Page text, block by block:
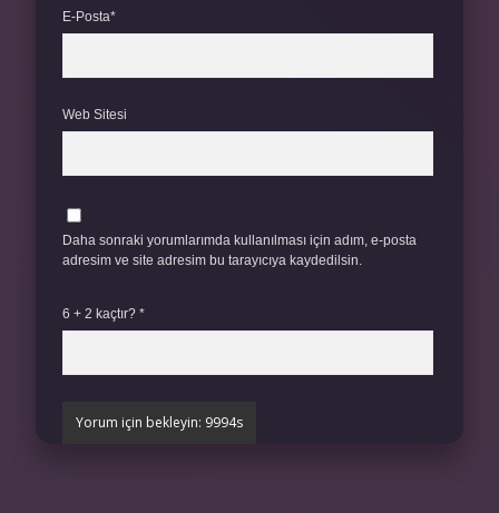
E-Posta*
Web Sitesi
Daha sonraki yorumlarımda kullanılması için adım, e-posta
adresim ve site adresim bu tarayıcıya kaydedilsin.
6 + 2 kaçtır? *